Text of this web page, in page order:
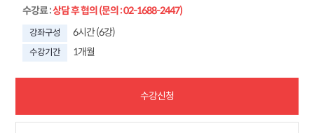
수강료:상담 후 협의 (문의 : 02-1688-2447)
강좌구성 6시간 (6강)
수강기간 1개월
수강신청